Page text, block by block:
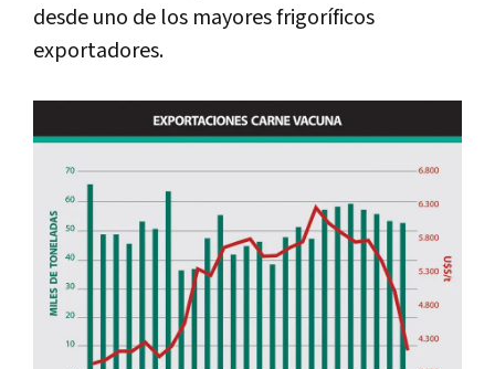
desde uno de los mayores frigoríficos
exportadores.